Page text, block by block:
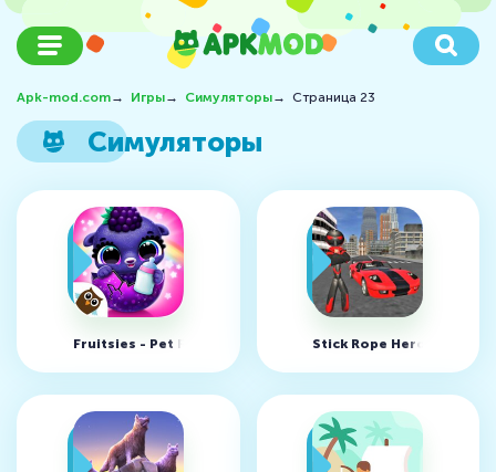
Apk-mod.com→ Игры→ Симуляторы→ Страница 23
Симуляторы
Fruitsies - Pet Friends v1.9.427 (MOD, Unlocked)
Stick Rope Hero v4.4.5